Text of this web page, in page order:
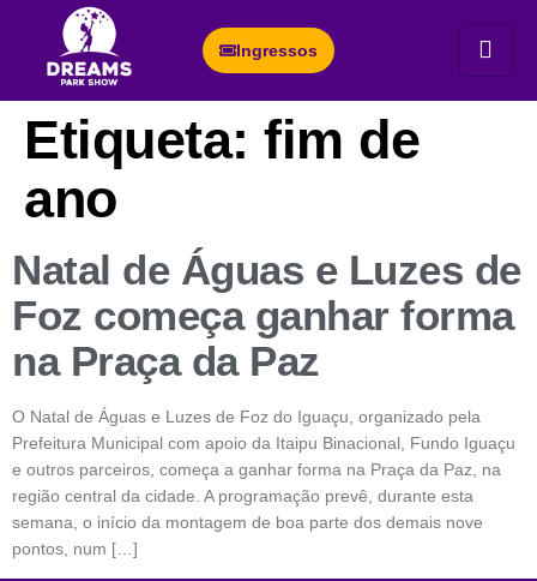
Ingressos
Etiqueta: fim de
ano
Natal de Águas e Luzes de
Foz começa ganhar forma
na Praça da Paz
O Natal de Águas e Luzes de Foz do Iguaçu, organizado pela
Prefeitura Municipal com apoio da Itaipu Binacional, Fundo Iguaçu
e outros parceiros, começa a ganhar forma na Praça da Paz, na
região central da cidade. A programação prevê, durante esta
semana, o início da montagem de boa parte dos demais nove
pontos, num […]